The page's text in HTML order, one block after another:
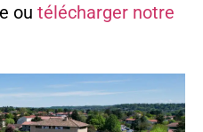
ou télécharger notre